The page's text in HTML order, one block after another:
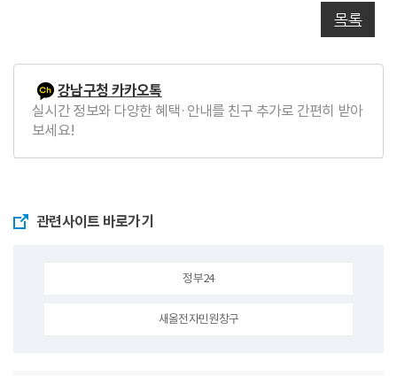
목록
강남구청 카카오톡
실시간 정보와 다양한 혜택·안내를 친구 추가로 간편히 받아
보세요!
관련사이트 바로가기
정부24
새올전자민원창구